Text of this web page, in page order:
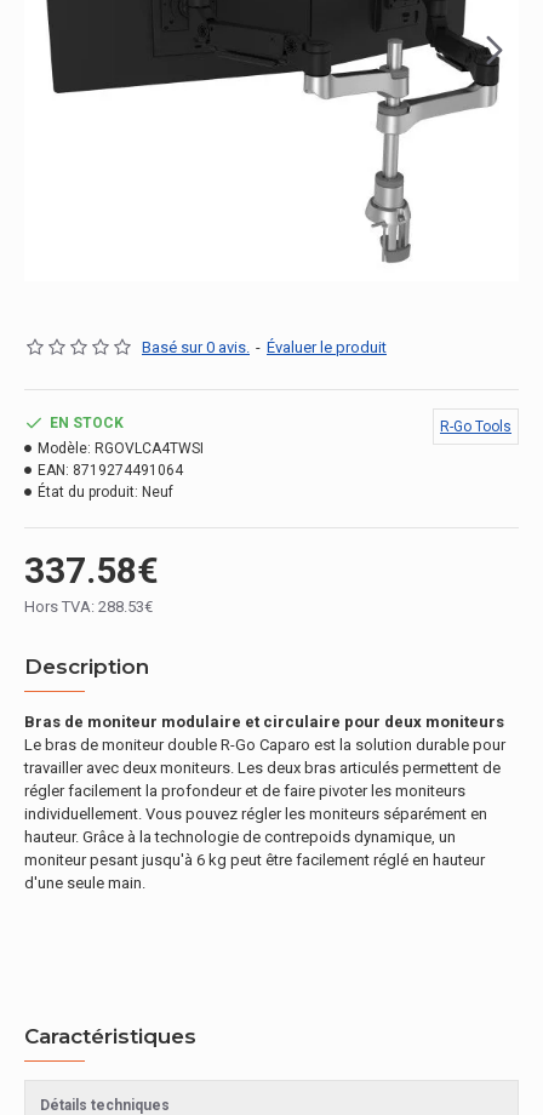
Basé sur 0 avis. - Évaluer le produit
337.58€
Hors TVA: 288.53€
EN STOCK
Modèle: RGOVLCA4TWSI
EAN: 8719274491064
État du produit: Neuf
R-Go Tools
Description
Bras de moniteur modulaire et circulaire pour deux moniteurs
Le bras de moniteur double R-Go Caparo est la solution durable pour
travailler avec deux moniteurs. Les deux bras articulés permettent de
régler facilement la profondeur et de faire pivoter les moniteurs
individuellement. Vous pouvez régler les moniteurs séparément en
hauteur. Grâce à la technologie de contrepoids dynamique, un
moniteur pesant jusqu'à 6 kg peut être facilement réglé en hauteur
d'une seule main.
Caractéristiques
Détails techniques